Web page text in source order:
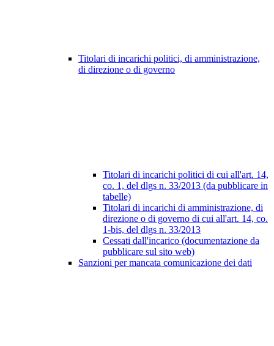
Titolari di incarichi politici, di amministrazione,
di direzione o di governo
Titolari di incarichi politici di cui all'art. 14,
co. 1, del dlgs n. 33/2013 (da pubblicare in
tabelle)
Titolari di incarichi di amministrazione, di
direzione o di governo di cui all'art. 14, co.
1-bis, del dlgs n. 33/2013
Cessati dall'incarico (documentazione da
pubblicare sul sito web)
Sanzioni per mancata comunicazione dei dati